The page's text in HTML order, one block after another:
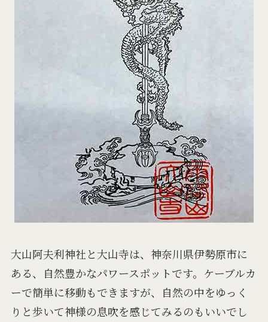
大山阿夫利神社と大山寺は、神奈川県伊勢原市に
ある、自然豊かなパワースポットです。ケーブルカ
ーで簡単に移動もできますが、自然の中をゆっく
りと歩いて神様の息吹を感じてみるのもいいでし